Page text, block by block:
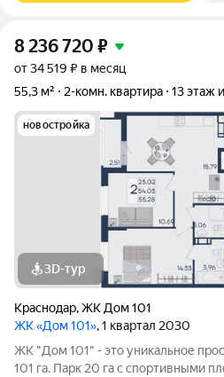
8 236 720 ₽
от 34 519 ₽ в месяц
55,3 м²
2-комн. квартира 13 этаж
новостройка
3D-тур
Краснодар,ЖК Дом 101
ЖК «Дом 101», 1 квартал 2030
ЖК "Дом 101" - это уникальное
101 га. Парк 20 га с спортивными